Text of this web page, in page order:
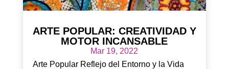
ARTE POPULAR: CREATIVIDAD Y
MOTOR INCANSABLE
Mar 19, 2022
Arte Popular Reflejo del Entorno y la Vida